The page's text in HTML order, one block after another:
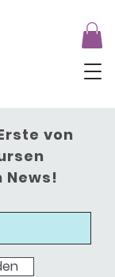
von
News!